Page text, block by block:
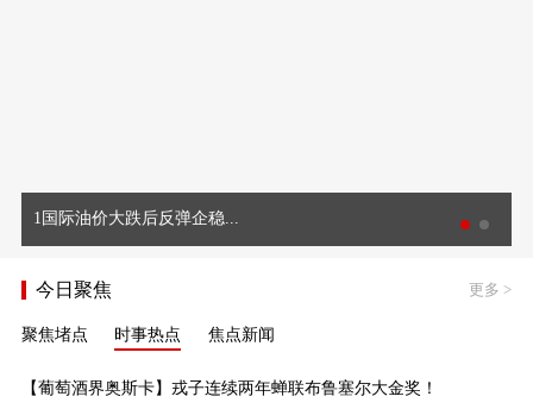
1国际油价大跌后反弹企稳...
今日聚焦 更多 >
聚焦堵点 时事热点 焦点新闻
【葡萄酒界奥斯卡】戎子连续两年蝉联布鲁塞尔大金奖！